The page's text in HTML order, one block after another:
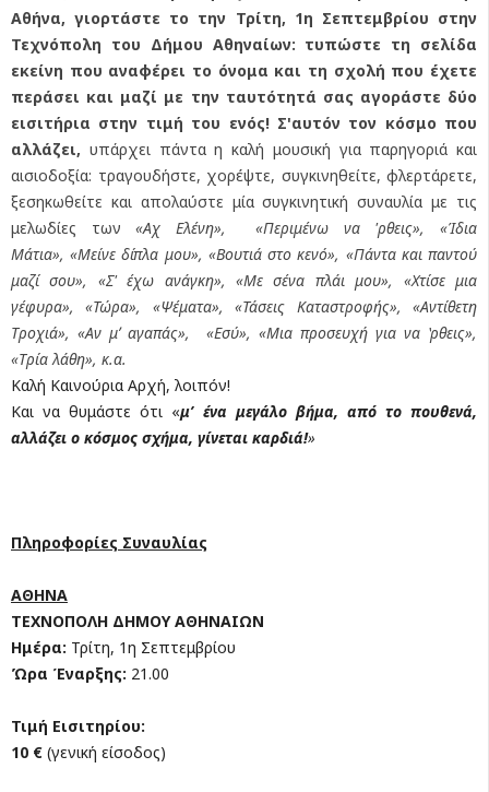
Αθήνα, γιορτάστε το την Τρίτη, 1η Σεπτεμβρίου στην
Τεχνόπολη του Δήμου Αθηναίων: τυπώστε τη σελίδα
εκείνη που αναφέρει το όνομα και τη σχολή που έχετε
περάσει και μαζί με την ταυτότητά σας αγοράστε δύο
εισιτήρια στην τιμή του ενός! Σ'αυτόν τον κόσμο που
αλλάζει, υπάρχει πάντα η καλή μουσική για παρηγοριά και
αισιοδοξία: τραγουδήστε, χορέψτε, συγκινηθείτε, φλερτάρετε,
ξεσηκωθείτε και απολαύστε μία συγκινητική συναυλία με τις
μελωδίες των«Αχ Ελένη», «Περιμένω να 'ρθεις», «Ίδια
Μάτια», «Μείνε δίπλα μου», «Βουτιά στο κενό», «Πάντα και παντού
μαζί σου», «Σ' έχω ανάγκη», «Με σένα πλάι μου», «Χτίσε μια
γέφυρα», «Τώρα», «Ψέματα», «Τάσεις Καταστροφής», «Αντίθετη
Τροχιά», «Αν μʼ αγαπάς», «Εσύ», «Μια προσευχή για να ʽρθεις»,
«Τρία λάθη», κ.α.
Καλή Καινούρια Αρχή, λοιπόν!
Και να θυμάστε ότι «μ’ ένα μεγάλο βήμα, από το πουθενά,
αλλάζει ο κόσμος σχήμα, γίνεται καρδιά!»
Πληροφορίες Συναυλίας
ΑΘΗΝΑ
ΤΕΧΝΟΠΟΛΗ ΔΗΜΟΥ ΑΘΗΝΑΙΩΝ
Ημέρα: Τρίτη, 1η Σεπτεμβρίου
Ώρα Έναρξης: 21.00
Τιμή Εισιτηρίου:
10 € (γενική είσοδος)